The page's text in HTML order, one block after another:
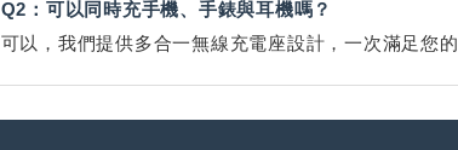
Q2：可以同時充手機、手錶與耳機嗎？
可以，我們提供多合一無線充電座設計，一次滿足您的